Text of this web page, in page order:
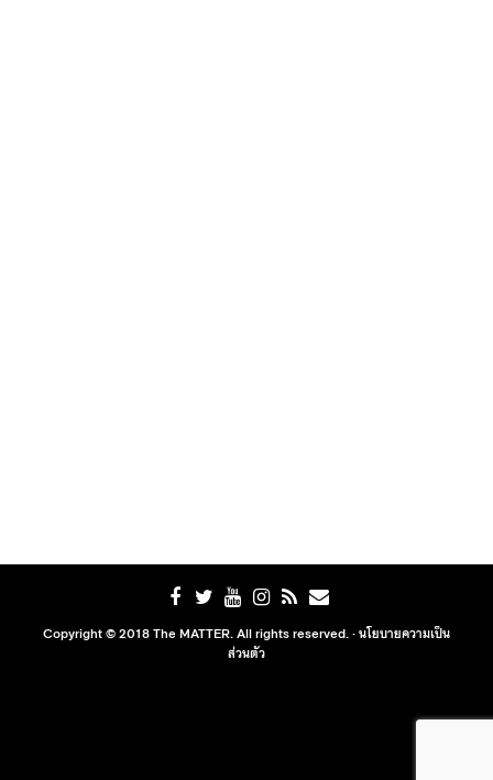
Copyright © 2018 The MATTER. All rights reserved. ·นโยบายความเป็น
ส่วนตัว